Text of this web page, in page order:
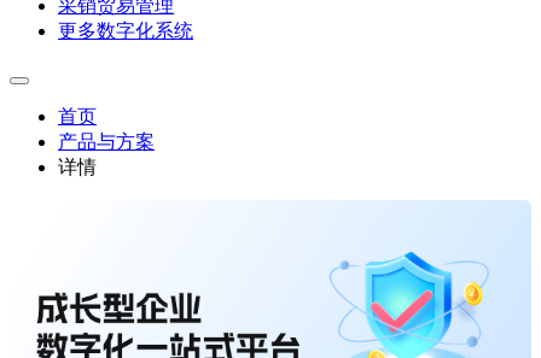
采销贸易管理
更多数字化系统
首页
产品与方案
详情